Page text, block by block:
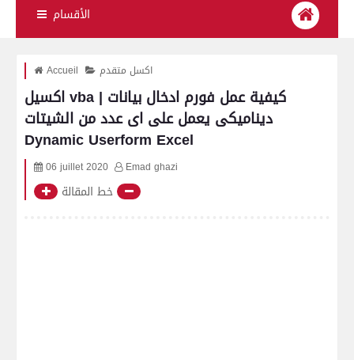
الأقسام
Accueil اكسل متقدم
اكسيل vba | كيفية عمل فورم ادخال بيانات
ديناميكى يعمل على اى عدد من الشيتات
Dynamic Userform Excel
06 juillet 2020 Emad ghazi
خط المقالة